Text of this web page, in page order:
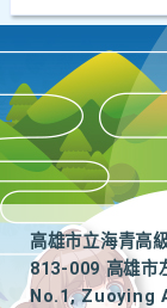
高雄市立海青高
813-009 高雄市
No.1, Zuoying